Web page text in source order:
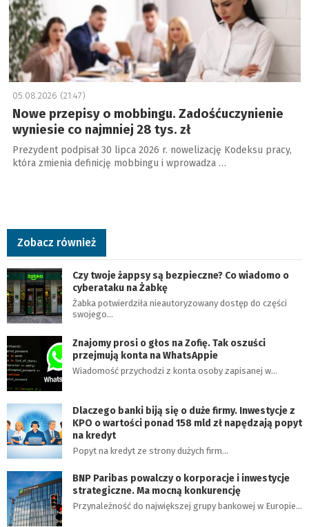
05.08.2026 (21:47)
Nowe przepisy o mobbingu. Zadośćuczynienie
wyniesie co najmniej 28 tys. zł
Prezydent podpisał 30 lipca 2026 r. nowelizację Kodeksu pracy,
która zmienia definicję mobbingu i wprowadza …
Zobacz również
Czy twoje żappsy są bezpieczne? Co wiadomo o
cyberataku na Żabkę
Żabka potwierdziła nieautoryzowany dostęp do części
swojego…
Znajomy prosi o głos na Zofię. Tak oszuści
przejmują konta na WhatsAppie
Wiadomość przychodzi z konta osoby zapisanej w…
Dlaczego banki biją się o duże firmy. Inwestycje z
KPO o wartości ponad 158 mld zł napędzają popyt
na kredyt
Popyt na kredyt ze strony dużych firm…
BNP Paribas powalczy o korporacje i inwestycje
strategiczne. Ma mocną konkurencję
Przynależność do największej grupy bankowej w Europie…